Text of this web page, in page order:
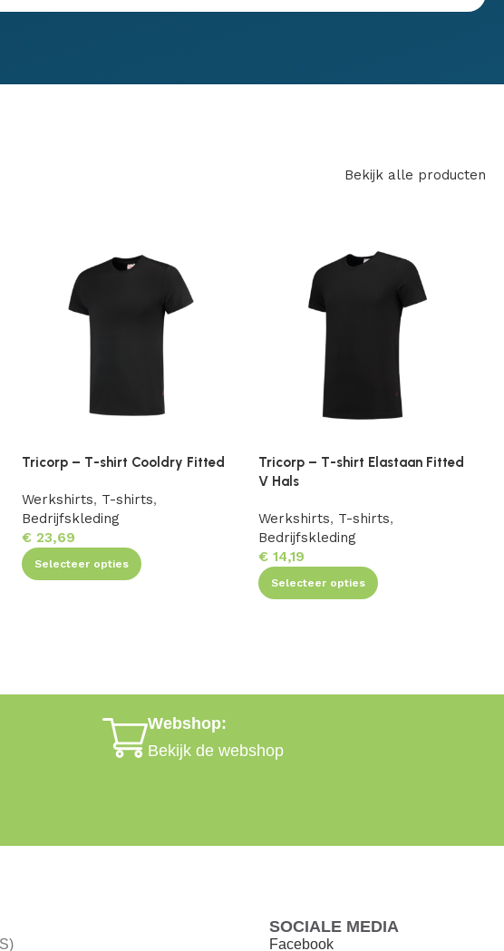
Bekijk alle producten
Tricorp – T-shirt Cooldry Fitted
Werkshirts, T-shirts,
Bedrijfskleding
€ 23,69
Selecteer opties
Tricorp – T-shirt Elastaan Fitted
V Hals
Werkshirts, T-shirts,
Bedrijfskleding
€ 14,19
Selecteer opties
Webshop:
Bekijk de webshop
SOCIALE MEDIA
Facebook